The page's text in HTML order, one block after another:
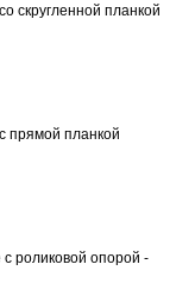
скругленной планкой
прямой планкой
роликовой опорой -